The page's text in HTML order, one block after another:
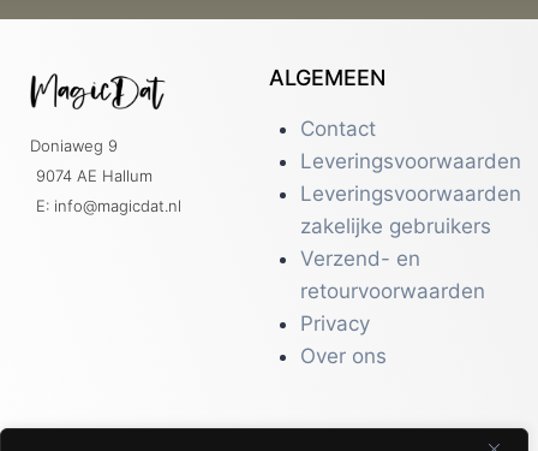
Doniaweg 9
9074 AE Hallum
E: info@magicdat.nl
ALGEMEEN
Contact
Leveringsvoorwaarden
Leveringsvoorwaarden
zakelijke gebruikers
Verzend- en
retourvoorwaarden
Privacy
Over ons